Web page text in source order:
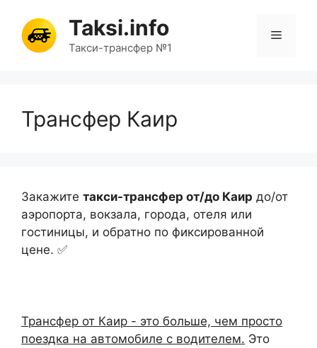
содержимому
Taksi.info
Такси-трансфер №1
Меню
Трансфер Каир
Закажите такси-трансфер от/до Каир до/от
аэропорта, вокзала, города, отеля или
гостиницы, и обратно по фиксированной
цене. ✅
Трансфер от Каир - это больше, чем просто
поездка на автомобиле с водителем. Это